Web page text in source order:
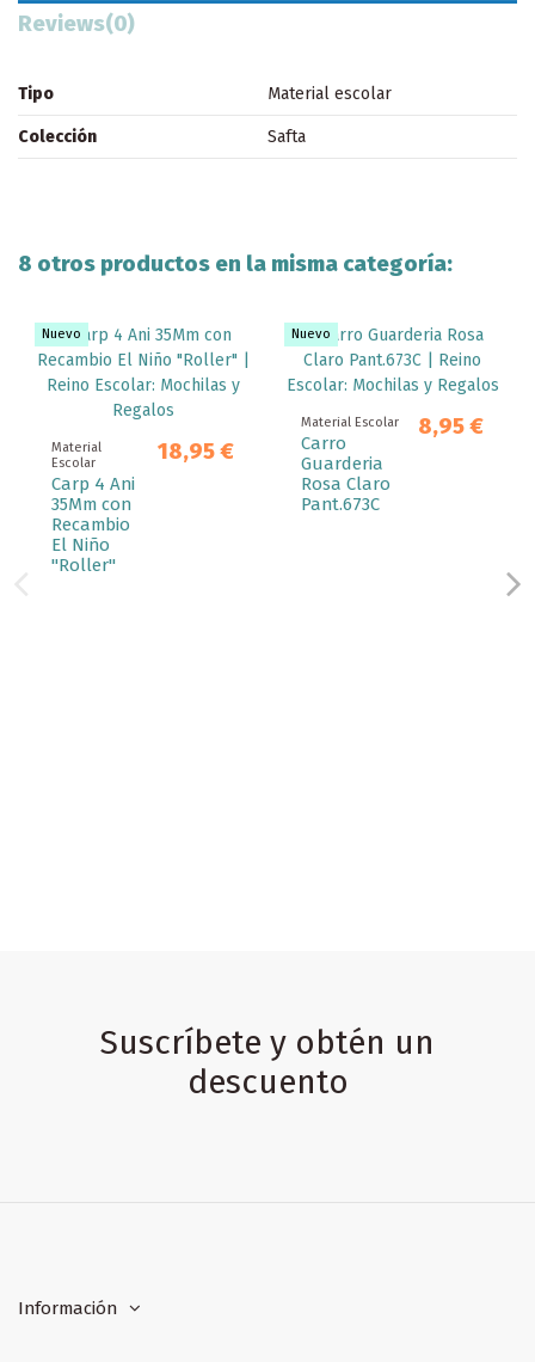
Reviews(0)
Tipo Material escolar
Colección Safta
8 otros productos en la misma categoría:
Nuevo
Material
Escolar
Carp 4 Ani
35Mm con
Recambio
El Niño
"Roller"
18,95 €
Nuevo
Material Escolar
Carro
Guarderia
Rosa Claro
Pant.673C
8,95 €
Suscríbete y obtén un
descuento
Información